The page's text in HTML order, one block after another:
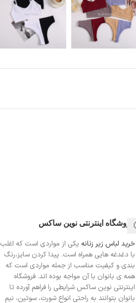
فروشگاه اینترنتی نوین ساکس
خرید لباس زیر زنانه یکی از مواردی است که اغلب
با دغدغه هایی همراه است. پیدا کردن سایز،رنگ
بندی و کیفیت مناسب از جمله مواردی است که
همه ی بانوان با آن مواجه بوده اند. فروشگاه
اینترنتی نوین ساکس شرایطی را فراهم آورده تا
بانوان بتوانند به راحتی انواع شورت، سوتین، نیم